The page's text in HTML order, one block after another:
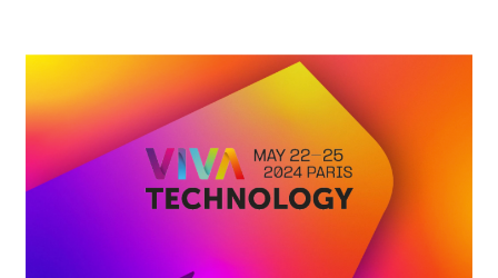
分身ロボットカフェ
メンバー紹介
会社概要
お問合せ・お見積り
お申込み
アクセス